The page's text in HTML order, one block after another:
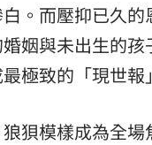
。而壓抑已久
姻與未出生的
極致的「現世報
狽模樣成為全